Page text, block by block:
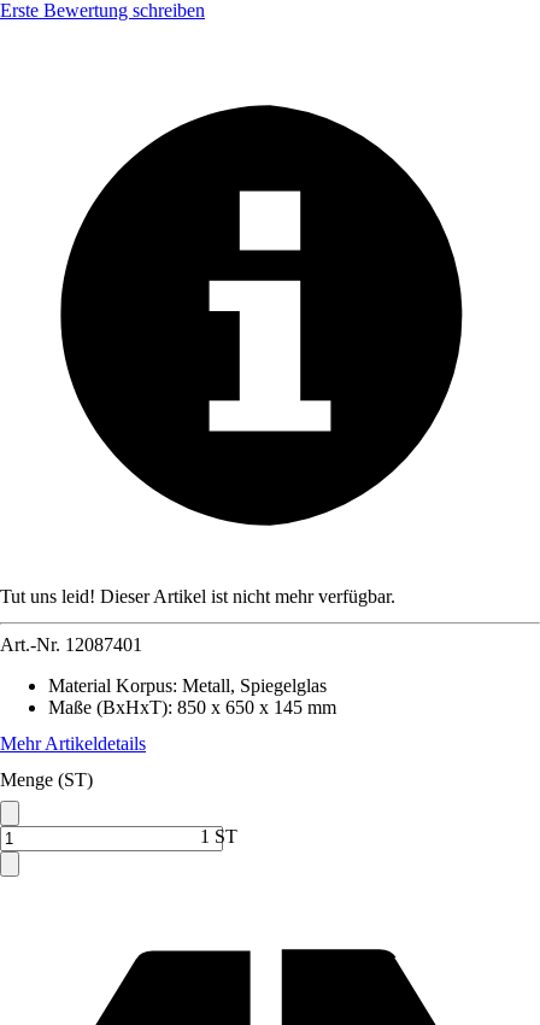
Erste Bewertung schreiben
Tut uns leid! Dieser Artikel ist nicht mehr verfügbar.
Art.-Nr. 12087401
Material Korpus: Metall, Spiegelglas
Maße (BxHxT): 850 x 650 x 145 mm
Mehr Artikeldetails
Menge (ST)
1 ST